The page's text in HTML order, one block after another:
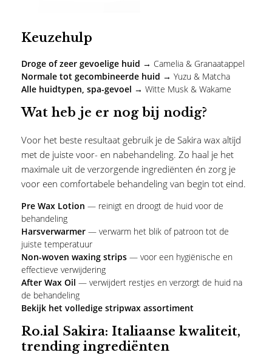
Keuzehulp
Droge of zeer gevoelige huid → Camelia & Granaatappel
Normale tot gecombineerde huid → Yuzu & Matcha
Alle huidtypen, spa-gevoel → Witte Musk & Wakame
Wat heb je er nog bij nodig?
Voor het beste resultaat gebruik je de Sakira wax altijd
met de juiste voor- en nabehandeling. Zo haal je het
maximale uit de verzorgende ingrediënten én zorg je
voor een comfortabele behandeling van begin tot eind.
Pre Wax Lotion — reinigt en droogt de huid voor de
behandeling
Harsverwarmer — verwarm het blik of patroon tot de
juiste temperatuur
Non-woven waxing strips — voor een hygiënische en
effectieve verwijdering
After Wax Oil — verwijdert restjes en verzorgt de huid na
de behandeling
Bekijk het volledige stripwax assortiment
Ro.ial Sakira: Italiaanse kwaliteit,
trending ingrediënten